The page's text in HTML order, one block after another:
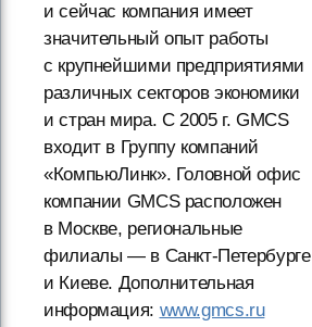
и сейчас компания имеет
значительный опыт работы
с крупнейшими предприятиями
различных секторов экономики
и стран мира. С 2005 г. GMCS
входит в Группу компаний
«КомпьюЛинк». Головной офис
компании GMCS расположен
в Москве, региональные
филиалы — в Санкт-Петербурге
и Киеве. Дополнительная
информация: www.gmcs.ru